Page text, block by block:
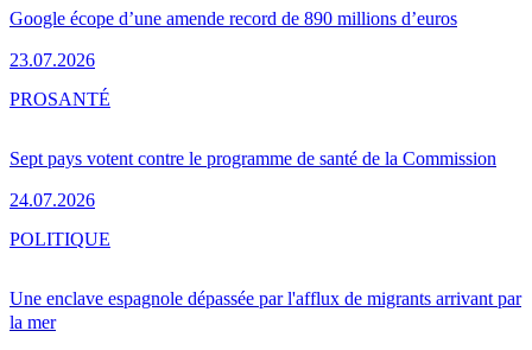
Google écope d’une amende record de 890 millions d’euros
23.07.2026
Sept pays votent contre le programme de santé de la Commission
24.07.2026
PROSANTÉ
Une enclave espagnole dépassée par l'afflux de migrants arrivant par
la mer
POLITIQUE